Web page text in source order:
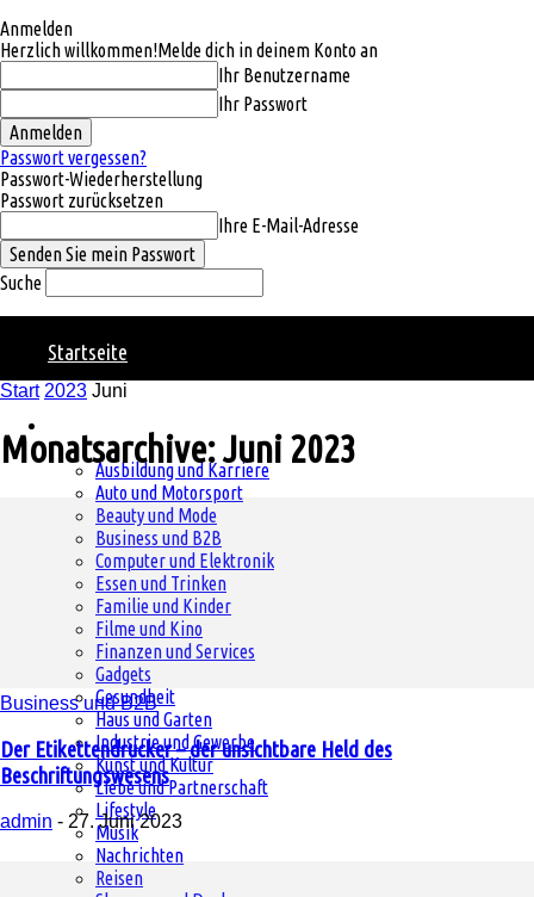
Anmelden
Herzlich willkommen!Melde dich in deinem Konto an
Ihr Benutzername
Ihr Passwort
Passwort vergessen?
Passwort-Wiederherstellung
Passwort zurücksetzen
Ihre E-Mail-Adresse
Suche
Natural
Charm
Startseite
Ausbildung und Karriere
Auto und Motorsport
Beauty und Mode
Business und B2B
Computer und Elektronik
Essen und Trinken
Familie und Kinder
Filme und Kino
Finanzen und Services
Gadgets
Gesundheit
Haus und Garten
Industrie und Gewerbe
Kunst und Kultur
Liebe und Partnerschaft
Lifestyle
Musik
Nachrichten
Reisen
Start 2023 Juni
Monatsarchive: Juni 2023
Business und B2B
Der Etikettendrucker – der unsichtbare Held des
Beschriftungswesens
admin - 27. Juni 2023